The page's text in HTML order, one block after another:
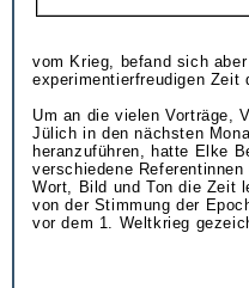
vom Krieg, befand sich
experimentierfreudigen Zeit
Um an die vielen Vorträge,
Jülich in den nächsten
heranzuführen, hatte Elke
verschiedene
Wort, Bild und Ton die Zeit
von der Stimmung der
vor dem 1. Weltkrieg